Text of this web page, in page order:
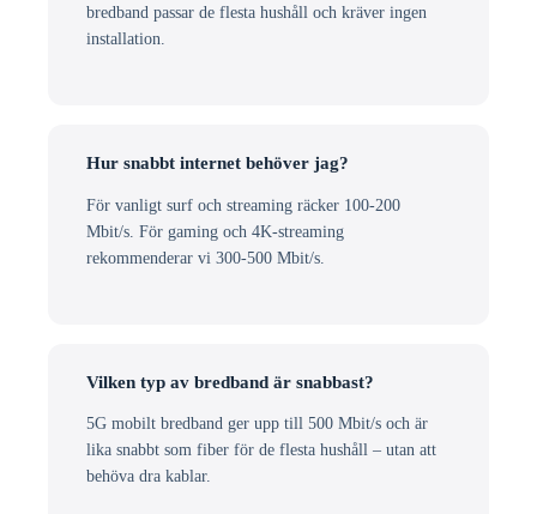
bredband passar de flesta hushåll och kräver ingen
installation.
Hur snabbt internet behöver jag?
För vanligt surf och streaming räcker 100-200
Mbit/s. För gaming och 4K-streaming
rekommenderar vi 300-500 Mbit/s.
Vilken typ av bredband är snabbast?
5G mobilt bredband ger upp till 500 Mbit/s och är
lika snabbt som fiber för de flesta hushåll – utan att
behöva dra kablar.